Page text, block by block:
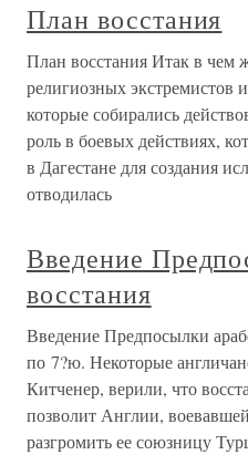
План восстания
План восстания Итак в чем
религиозных экстремистов
которые собирались
роль в боевых действиях,
в Дагестане для создания
отводилась
Введение
восстания
Введение Предпосылки
по 7?ю. Некоторые
Китченер, верили, что
позволит Англии,
разгромить ее союзницу